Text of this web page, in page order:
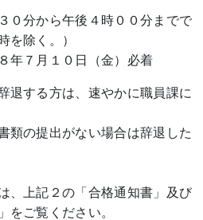
分から午後４時００分までで
を除く。）
７月１０日（金）必着
する方は、速やかに職員課に
の提出がない場合は辞退した
、上記２の「合格通知書」及び
をご覧ください。